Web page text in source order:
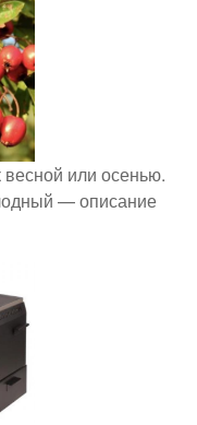
или осенью.
— описание